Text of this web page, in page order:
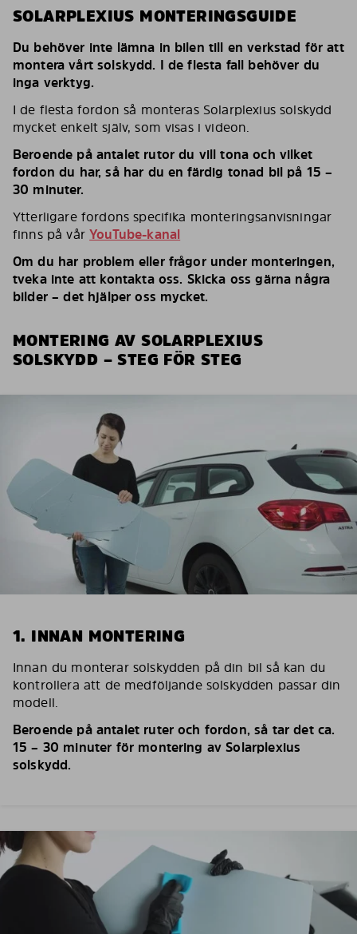
SOLARPLEXIUS MONTERINGSGUIDE
Du behöver inte lämna in bilen till en verkstad för att
montera vårt solskydd. I de flesta fall behöver du
inga verktyg.
I de flesta fordon så monteras Solarplexius solskydd
mycket enkelt själv, som visas i videon.
Beroende på antalet rutor du vill tona och vilket
fordon du har, så har du en färdig tonad bil på 15 –
30 minuter.
Ytterligare fordons specifika monteringsanvisningar
finns på vårYouTube-kanal
Om du har problem eller frågor under monteringen,
tveka inte att kontakta oss. Skicka oss gärna några
bilder – det hjälper oss mycket.
MONTERING AV SOLARPLEXIUS
SOLSKYDD – STEG FÖR STEG
1. INNAN MONTERING
Innan du monterar solskydden på din bil så kan du
kontrollera att de medföljande solskydden passar din
modell.
Beroende på antalet ruter och fordon, så tar det ca.
15 – 30 minuter för montering av Solarplexius
solskydd.